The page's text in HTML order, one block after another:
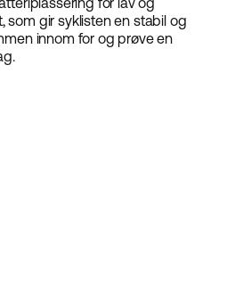
som gir syklisten en stabil og
innom for og prøve en